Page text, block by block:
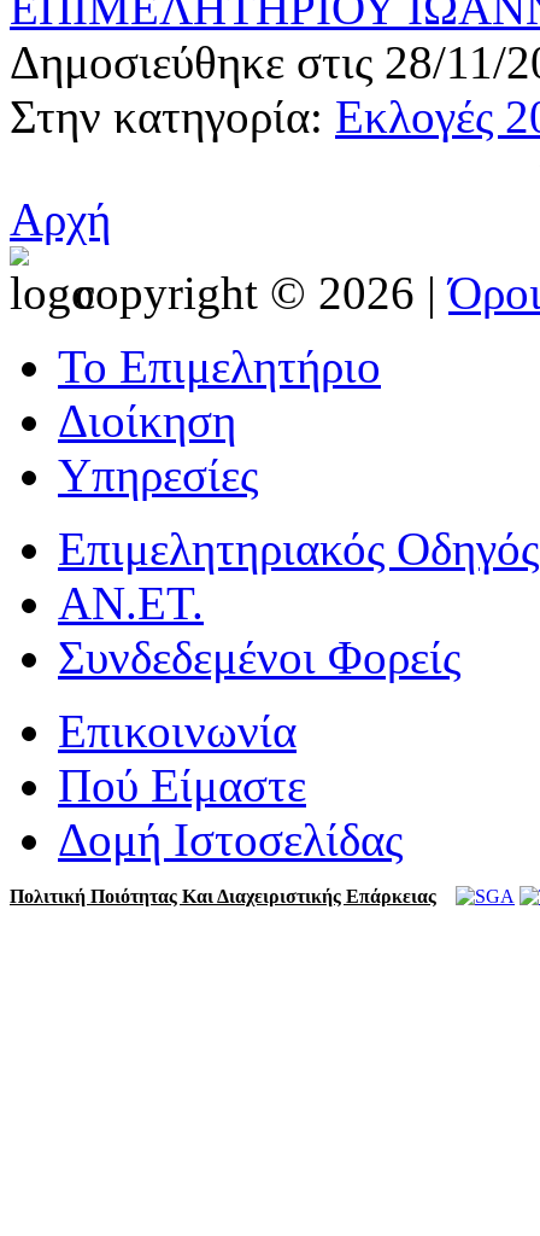
Δημοσιεύθηκε στις 28/11/
Στην κατηγορία: Εκλογές
Αρχή
copyright © 2026 |
Το Επιμελητήριο
Διοίκηση
Υπηρεσίες
Επιμελητηριακός Οδηγός
ΑΝ.ΕΤ.
Συνδεδεμένοι Φορείς
Επικοινωνία
Πού Είμαστε
Δομή Ιστοσελίδας
Πολιτική Ποιότητας Και Διαχειριστικής Επάρκειας